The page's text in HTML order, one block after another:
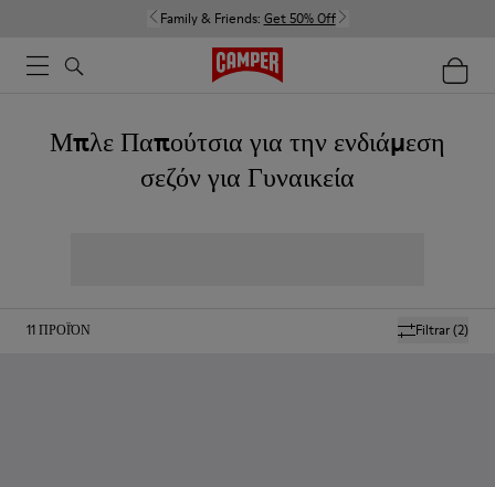
Family & Friends: Get 50% Off
Μπλε Παπούτσια για την ενδιάμεση
σεζόν για Γυναικεία
Filtrar(2)
11ΠΡΟΪΌΝ